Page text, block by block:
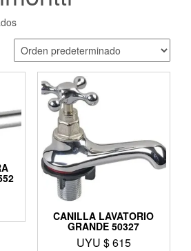
CANILLA LAVATORIO
GRANDE 50327
UYU $615